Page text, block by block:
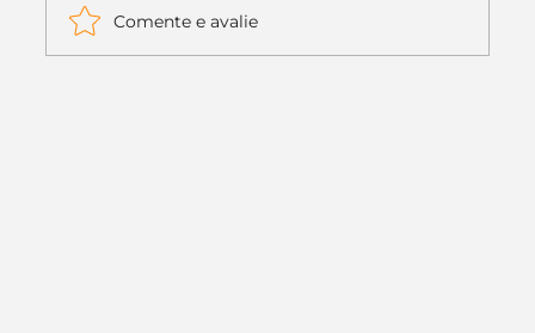
Comente e avalie